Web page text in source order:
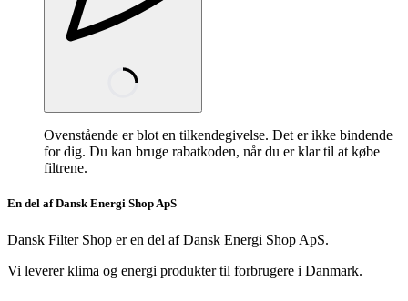
Ovenstående er blot en tilkendegivelse. Det er ikke bindende
for dig. Du kan bruge rabatkoden, når du er klar til at købe
filtrene.
En del af Dansk Energi Shop ApS
Dansk Filter Shop er en del af Dansk Energi Shop ApS.
Vi leverer klima og energi produkter til forbrugere i Danmark.